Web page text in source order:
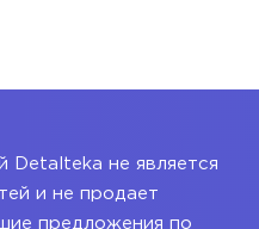
Detalteka не является
и не продает
предложения по